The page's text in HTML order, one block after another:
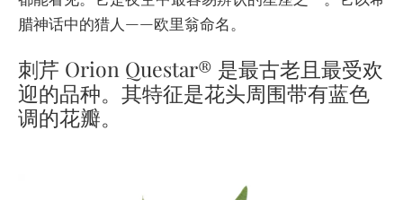
腊神话中的猎人——欧里翁命名。
刺芹 Orion Questar® 是最古老且最受欢
迎的品种。其特征是花头周围带有蓝色
调的花瓣。